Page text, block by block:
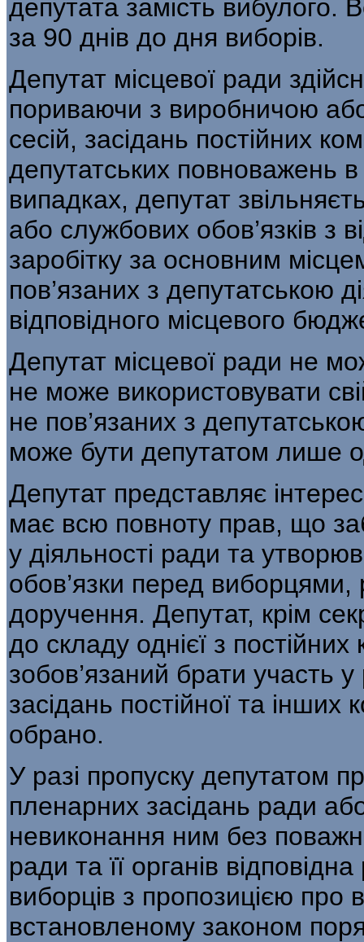
депутата замість вибулого.
за 90 днів до дня виборів.
Депутат місцевої ради
пориваючи з виробничою
сесій, засідань постійних
депутатських повноважень
випадках, депутат
або службових обов’язків з
заробітку за основним
пов’язаних з депутатською
відповідного місцевого
Депутат місцевої ради не
не може використовувати
не пов’язаних з
може бути депутатом лише
Депутат представляє
має всю повноту прав, що
у діяльності ради та
обов’язки перед виборцями,
доручення. Депутат, крім
до складу однієї з
зобов’язаний брати участь у
засідань постійної та інших
обрано.
У разі пропуску депутатом
пленарних засідань ради або
невиконання ним без
ради та її органів
виборців з пропозицією про
встановленому законом